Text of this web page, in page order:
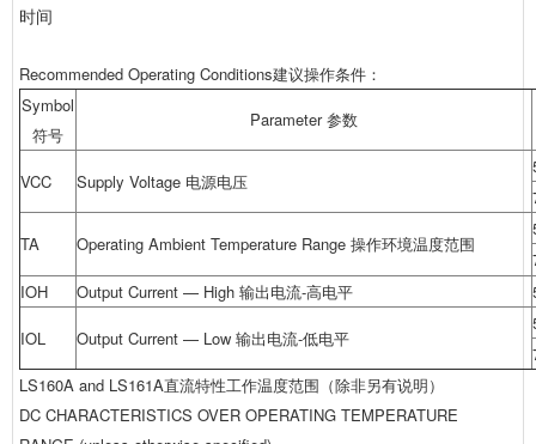
时间
Recommended Operating Conditions建议操作条件：
Symbol
符号
Parameter 参数
VCC Supply Voltage 电源电压
TA Operating Ambient Temperature Range 操作环境温度范围
IOH
Output Current — High 输出电流-高电平
IOL Output Current — Low 输出电流-低电平
LS160A and LS161A直流特性工作温度范围（除非另有说明）
DC CHARACTERISTICS OVER OPERATING TEMPERATURE